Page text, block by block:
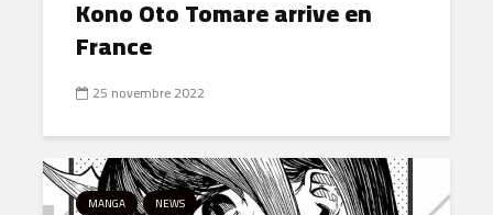
Kono Oto Tomare arrive en
France
25 novembre 2022
MANGA NEWS